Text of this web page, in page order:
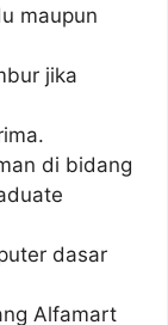
maupun
jika
di bidang
dasar
Alfamart